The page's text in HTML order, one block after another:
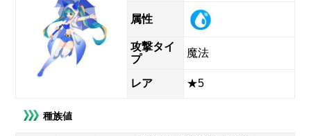
属性
攻撃タイ
プ
魔法
レア ★5
種族値